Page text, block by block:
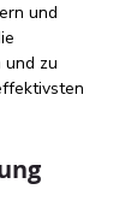
und
und zu